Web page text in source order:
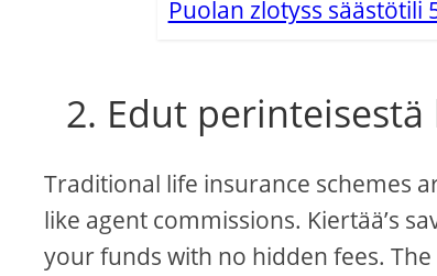
Puolan zlotyss
2. Edut
Traditional life insurance schemes
like agent commissions. Kiertää’s
your funds with no hidden fees.